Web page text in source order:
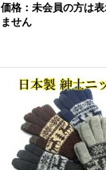
価格：未会員の方は
ません